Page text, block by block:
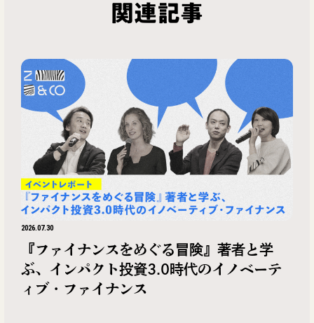
関連記事
2026.07.30
『ファイナンスをめぐる冒険』著者と学
ぶ、インパクト投資3.0時代のイノベーテ
ィブ・ファイナンス